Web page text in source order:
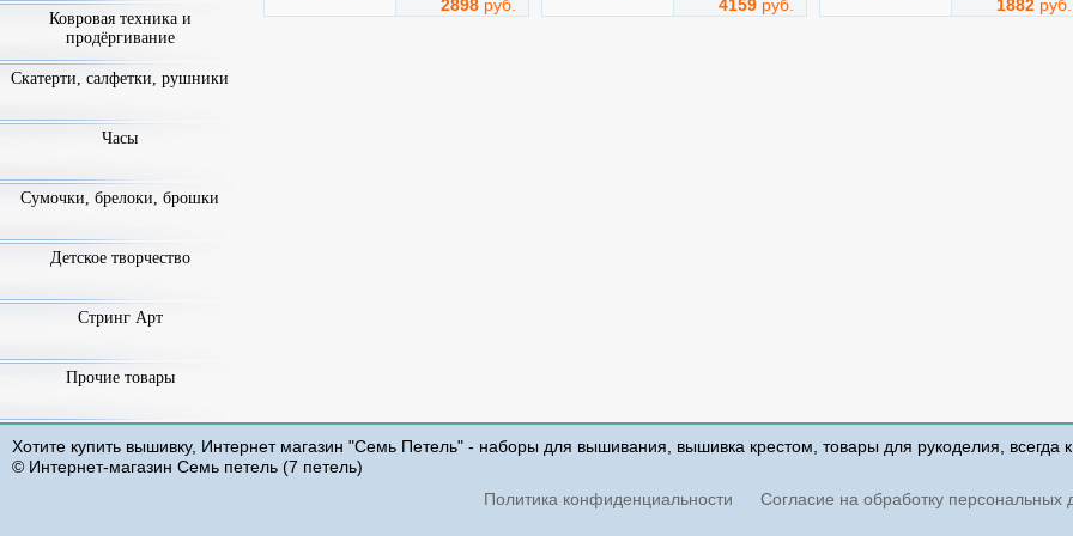
2898 руб. 4159 руб. 1882 руб.
1894 руб.
Ковровая техника и
продёргивание
Скатерти, салфетки, рушники
Часы
Сумочки, брелоки, брошки
Детское творчество
Стринг Арт
Прочие товары
Хотите купить вышивку, Интернет магазин "Семь Петель" - наборы для вышивания, вышивка крестом, товары для рукоделия, всегда
© Интернет-магазин Семь петель (7 петель)
Политика конфиденциальности
Согласие на обработку персональных